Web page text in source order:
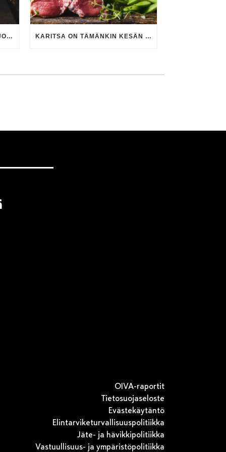
UUSIA TUULIA REININ LIHAN JOHDOSSA KARITSA ON TÄMÄNKIN KESÄN GRILLIHITTI
OIVA-raportit
Tietosuojaseloste
Evästekäytäntö
Elintarviketurvallisuuspolitiikka
Jäte- ja hävikkipolitiikka
Vastuullisuus- ja ympäristöpolitiikka